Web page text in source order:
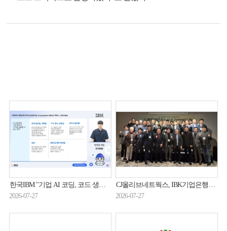
한국IBM "기업 AI 코딩, 코드 생성 넘어 '통제 가능한 SDLC'로"
2026-07-27
CJ올리브네트웍스, IBK기업은행과 함께 100억 상생펀드
2026-07-27